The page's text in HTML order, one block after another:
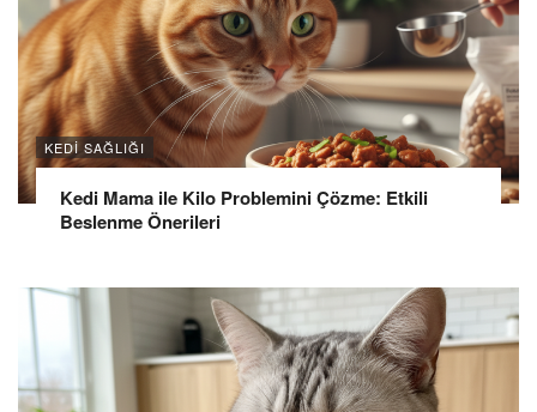
KEDI SAĞLIĞI
Kedi Mama ile Kilo Problemini Çözme: Etkili
Beslenme Önerileri